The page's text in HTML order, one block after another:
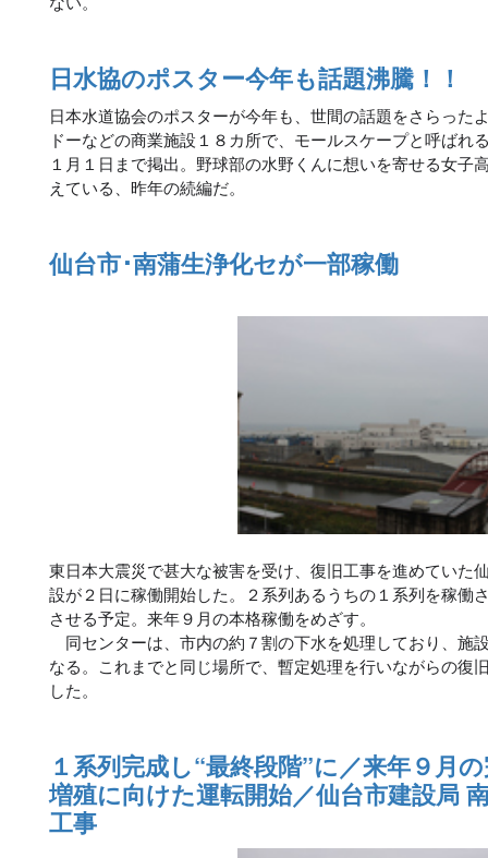
日水協のポスター今年も話題沸騰！！
日本水道協会のポスターが今年も、世間の話題をさらった
ドーなどの商業施設１８カ所で、モールスケープと呼ばれ
１月１日まで掲出。野球部の水野くんに想いを寄せる女子
えている、昨年の続編だ。
仙台市･南蒲生浄化セが一部稼働
東日本大震災で甚大な被害を受け、復旧工事を進めていた
設が２日に稼働開始した。２系列あるうちの１系列を稼働
させる予定。来年９月の本格稼働をめざす。
同センターは、市内の約７割の下水を処理しており、施
なる。これまでと同じ場所で、暫定処理を行いながらの復
した。
１系列完成し“最終段階”に／来年９月
増殖に向けた運転開始／仙台市建設局
工事